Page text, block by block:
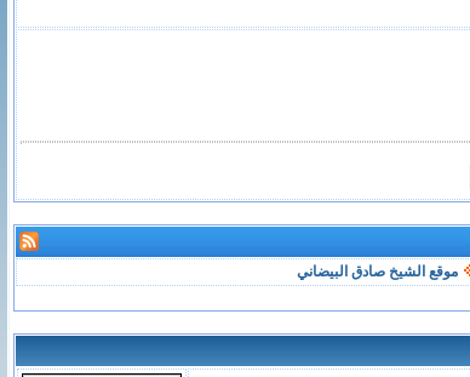
موقع الشيخ صادق البيضاني